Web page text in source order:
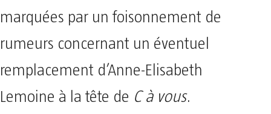
marquées par un foisonnement de
rumeurs concernant un éventuel
remplacement d’Anne-Elisabeth
Lemoine à la tête de C à vous.